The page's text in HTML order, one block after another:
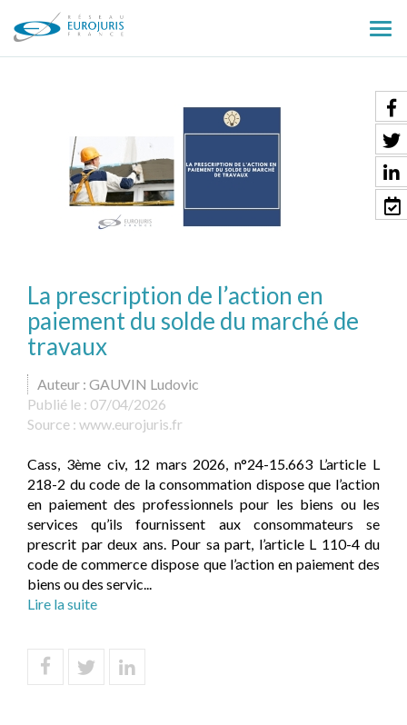
le
La prescription de l’action en
paiement du solde du marché de
travaux
Auteur : GAUVIN Ludovic
Publié le : 07/04/2026
Source : www.eurojuris.fr
Cass, 3ème civ, 12 mars 2026, n°24-15.663 L’article L
218-2 du code de la consommation dispose que l’action
en paiement des professionnels pour les biens ou les
services qu’ils fournissent aux consommateurs se
prescrit par deux ans. Pour sa part, l’article L 110-4 du
code de commerce dispose que l’action en paiement des
biens ou des servic...
Lire la suite